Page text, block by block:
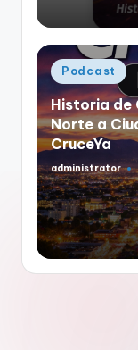
Publicado
en
Podcast
Historia de
Norte a
CruceYa
Publicado
por
administrator